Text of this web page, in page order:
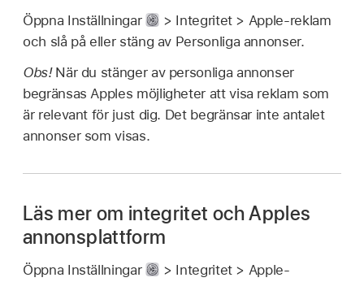
Öppna Inställningar
> Integritet > Apple-reklam
och slå på eller stäng av Personliga annonser.
Obs! När du stänger av personliga annonser
begränsas Apples möjligheter att visa reklam som
är relevant för just dig. Det begränsar inte antalet
annonser som visas.
Läs mer om integritet och Apples
annonsplattform
Öppna Inställningar
> Integritet > Apple-